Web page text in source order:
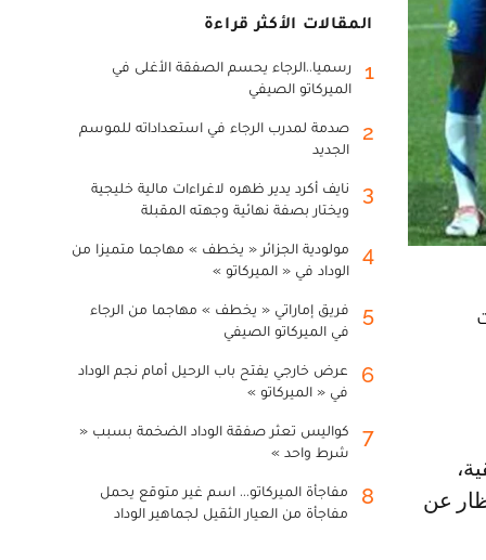
عن
المقالات الأكثر قراءة
1
رسميا..الرجاء يحسم الصفقة الأغلى في
الميركاتو الصيفي
2
صدمة لمدرب الرجاء في استعداداته للموسم
الجديد
3
نايف أكرد يدير ظهره لاغراءات مالية خليجية
ويختار بصفة نهائية وجهته المقبلة
4
مولودية الجزائر « يخطف » مهاجما متميزا من
الوداد في « الميركاتو »
5
فريق إماراتي « يخطف » مهاجما من الرجاء
في الميركاتو الصيفي
6
عرض خارجي يفتح باب الرحيل أمام نجم الوداد
في « الميركاتو »
7
كواليس تعثر صفقة الوداد الضخمة بسبب «
شرط واحد »
8
مفاجأة الميركاتو... اسم غير متوقع يحمل
مفاجأة من العيار الثقيل لجماهير الوداد